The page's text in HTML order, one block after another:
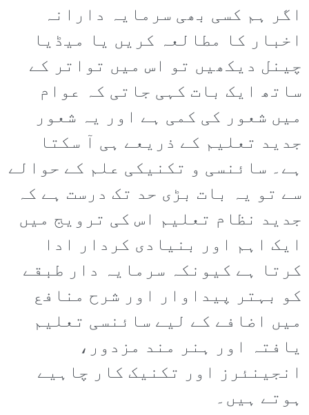
اگر ہم کسی بھی سرمایہ دارانہ
اخبار کا مطالعہ کریں یا میڈیا
چینل دیکھیں تو اس میں تواتر کے
ساتھ ایک بات کہی جاتی کہ عوام
میں شعور کی کمی ہے اور یہ شعور
جدید تعلیم کے ذریعے ہی آ سکتا
ہے۔ سائنسی و تکنیکی علم کے حوالے
سے تو یہ بات بڑی حد تک درست ہے کہ
جدید نظام تعلیم اس کی ترویج میں
ایک اہم اور بنیادی کردار ادا
کرتا ہے کیونکہ سرمایہ دار طبقے
کو بہتر پیداوار اور شرح منافع
میں اضافے کے لیے سائنسی تعلیم
یافتہ اور ہنر مند مزدور،
انجینئرز اور تکنیک کار چاہیے
ہوتے ہیں۔